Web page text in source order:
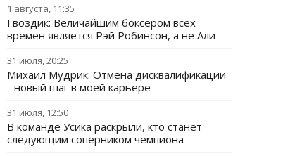
1 августа, 11:35
Гвоздик: Величайшим боксером всех
времен является Рэй Робинсон, а не Али
31 июля, 20:25
Михаил Мудрик: Отмена дисквалификации
- новый шаг в моей карьере
31 июля, 12:50
В команде Усика раскрыли, кто станет
следующим соперником чемпиона